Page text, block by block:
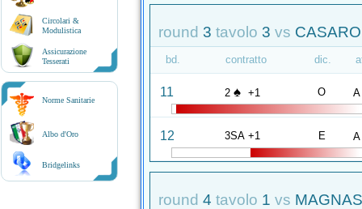
Circolari &
Modulistica
Assicurazione
Tesserati
Norme Sanitarie
Albo d'Oro
Bridgelinks
round 3 tavolo 3 vs
bd. contratto dic.
11 2 ♠ +1 O A
12 3SA +1 E A
round 4 tavolo 1 vs